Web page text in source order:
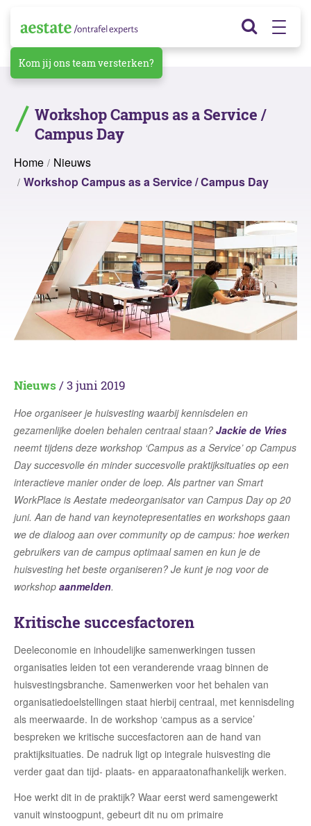
Kom jij ons team versterken?
Workshop Campus as a Service /
Campus Day
Home
Nieuws
Workshop Campus as a Service / Campus Day
Nieuws / 3 juni 2019
Hoe organiseer je huisvesting waarbij kennisdelen en
gezamenlijke doelen behalen centraal staan? Jackie de Vries
neemt tijdens deze workshop ‘Campus as a Service’ op Campus
Day succesvolle én minder succesvolle praktijksituaties op een
interactieve manier onder de loep. Als partner van Smart
WorkPlace is Aestate medeorganisator van Campus Day op 20
juni. Aan de hand van keynotepresentaties en workshops gaan
we de dialoog aan over community op de campus: hoe werken
gebruikers van de campus optimaal samen en kun je de
huisvesting het beste organiseren? Je kunt je nog voor de
workshop aanmelden.
Kritische succesfactoren
Deeleconomie en inhoudelijke samenwerkingen tussen
organisaties leiden tot een veranderende vraag binnen de
huisvestingsbranche. Samenwerken voor het behalen van
organisatiedoelstellingen staat hierbij centraal, met kennisdeling
als meerwaarde. In de workshop ‘campus as a service’
bespreken we kritische succesfactoren aan de hand van
praktijksituaties. De nadruk ligt op integrale huisvesting die
verder gaat dan tijd- plaats- en apparaatonafhankelijk werken.
Hoe werkt dit in de praktijk? Waar eerst werd samengewerkt
vanuit winstoogpunt, gebeurt dit nu om primaire